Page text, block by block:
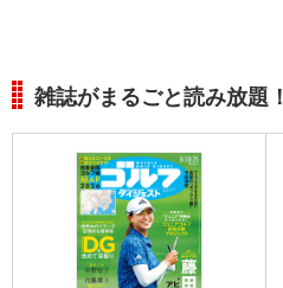
雑誌がまるごと読み放題！